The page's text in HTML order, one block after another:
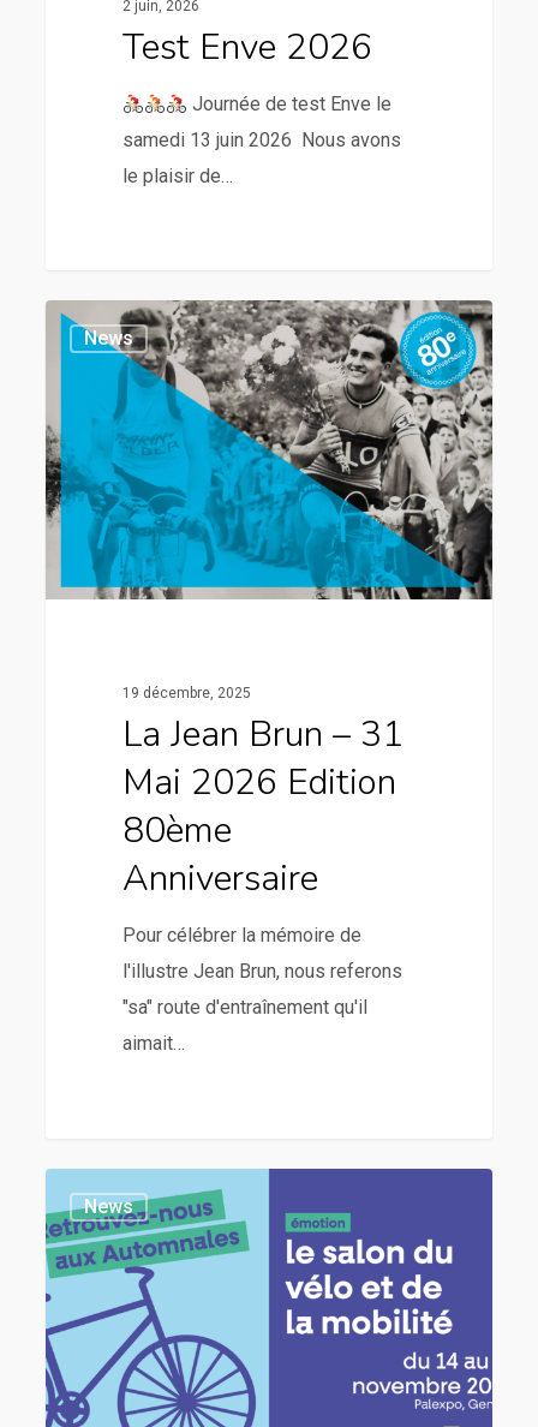
2 juin, 2026
Test Enve 2026
Journée de test Enve le
samedi 13 juin 2026 Nous avons
le plaisir de…
News
19 décembre, 2025
La Jean Brun – 31
Mai 2026 Edition
80ème
Anniversaire
Pour célébrer la mémoire de
l'illustre Jean Brun, nous referons
"sa" route d'entraînement qu'il
aimait…
News